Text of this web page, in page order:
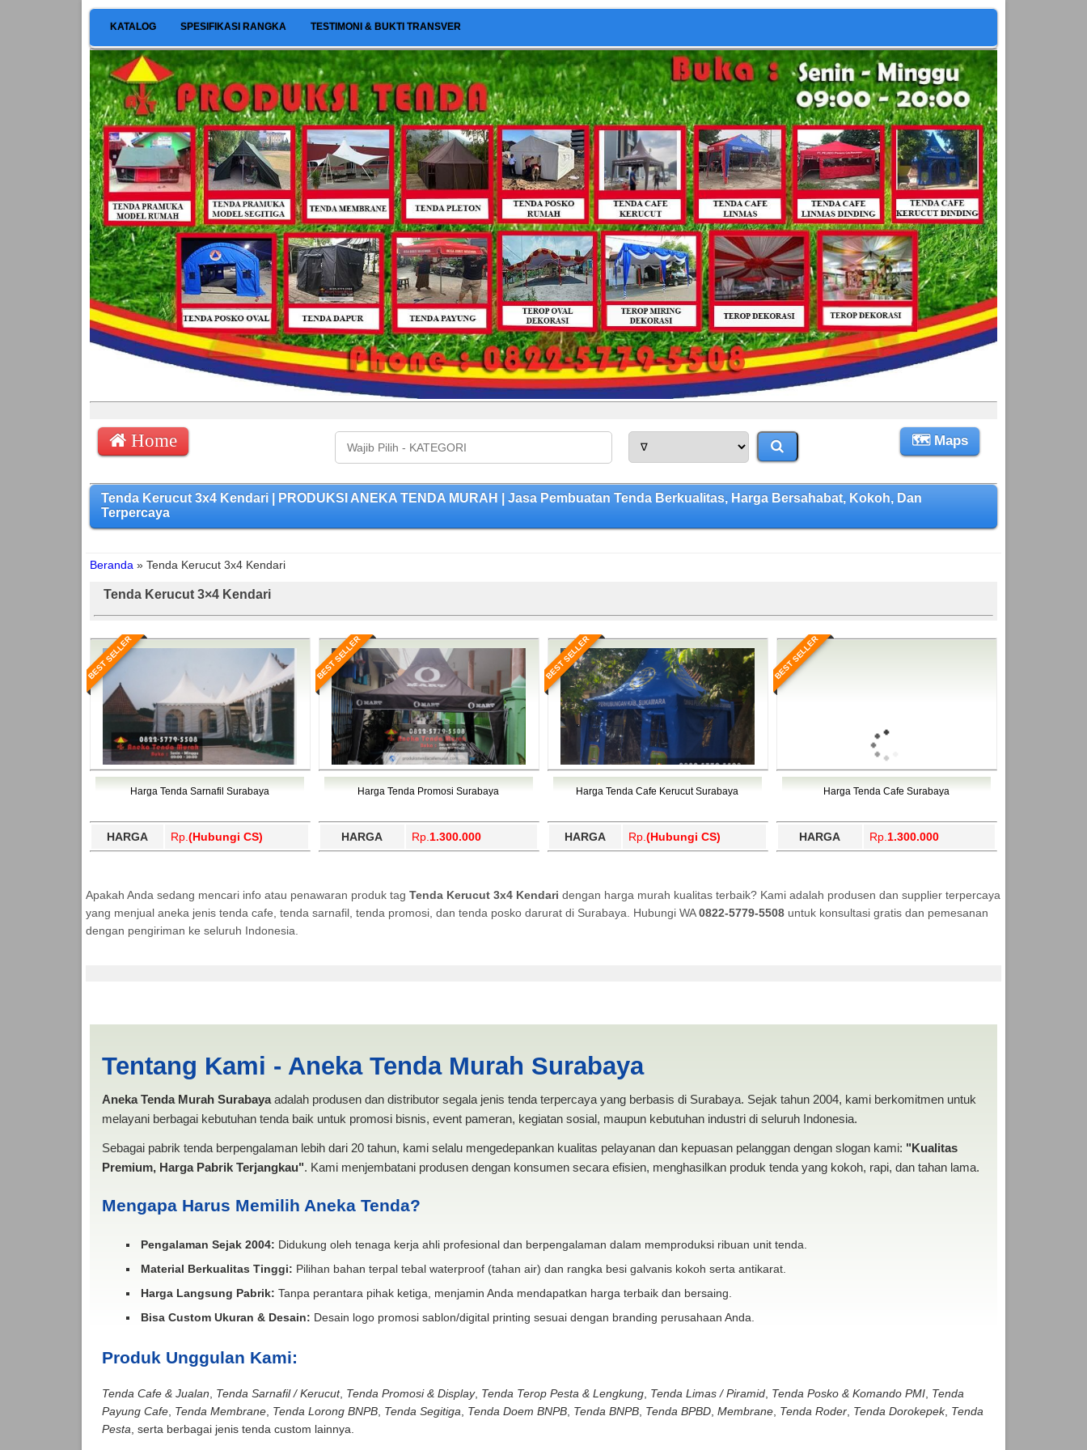
KATALOG SPESIFIKASI RANGKA TESTIMONI & BUKTI TRANSVER
Home 🗺 Maps
Tenda Kerucut 3x4 Kendari | PRODUKSI ANEKA TENDA MURAH | Jasa Pembuatan Tenda Berkualitas, Harga Bersahabat, Kokoh, Dan
Terpercaya
Beranda » Tenda Kerucut 3x4 Kendari
Tenda Kerucut 3×4 Kendari
BEST SELLER
Harga Tenda Sarnafil Surabaya
HARGA Rp. (Hubungi CS)
BEST SELLER
Harga Tenda Promosi Surabaya
HARGA Rp. 1.300.000
BEST SELLER
Harga Tenda Cafe Kerucut Surabaya
HARGA Rp. (Hubungi CS)
BEST SELLER
Harga Tenda Cafe Surabaya
HARGA Rp. 1.300.000
Apakah Anda sedang mencari info atau penawaran produk tag Tenda Kerucut 3x4 Kendari dengan harga murah kualitas terbaik? Kami adalah produsen dan supplier terpercaya
yang menjual aneka jenis tenda cafe, tenda sarnafil, tenda promosi, dan tenda posko darurat di Surabaya. Hubungi WA0822-5779-5508untuk konsultasi gratis dan pemesanan
dengan pengiriman ke seluruh Indonesia.
Tentang Kami - Aneka Tenda Murah Surabaya
Aneka Tenda Murah Surabayaadalah produsen dan distributor segala jenis tenda terpercaya yang berbasis di Surabaya. Sejak tahun 2004, kami berkomitmen untuk
melayani berbagai kebutuhan tenda baik untuk promosi bisnis, event pameran, kegiatan sosial, maupun kebutuhan industri di seluruh Indonesia.
Sebagai pabrik tenda berpengalaman lebih dari 20 tahun, kami selalu mengedepankan kualitas pelayanan dan kepuasan pelanggan dengan slogan kami: "Kualitas
Premium, Harga Pabrik Terjangkau". Kami menjembatani produsen dengan konsumen secara efisien, menghasilkan produk tenda yang kokoh, rapi, dan tahan lama.
Mengapa Harus Memilih Aneka Tenda?
Pengalaman Sejak 2004: Didukung oleh tenaga kerja ahli profesional dan berpengalaman dalam memproduksi ribuan unit tenda.
Material Berkualitas Tinggi: Pilihan bahan terpal tebal waterproof (tahan air) dan rangka besi galvanis kokoh serta antikarat.
Harga Langsung Pabrik: Tanpa perantara pihak ketiga, menjamin Anda mendapatkan harga terbaik dan bersaing.
Bisa Custom Ukuran & Desain: Desain logo promosi sablon/digital printing sesuai dengan branding perusahaan Anda.
Produk Unggulan Kami:
Tenda Cafe & Jualan Tenda Sarnafil / Kerucut, Tenda Promosi & Display, Tenda Terop Pesta & Lengkung, Tenda Limas / Piramid, Tenda Posko & Komando PMI, Tenda
Payung Cafe, Tenda Membrane, Tenda Lorong BNPB, Tenda Segitiga Tenda Doem BNPB, Tenda BNPB, Tenda BPBD, Membrane, Tenda Roder, Tenda Dorokepek, Tenda
Pesta , serta berbagai jenis tenda custom lainnya.